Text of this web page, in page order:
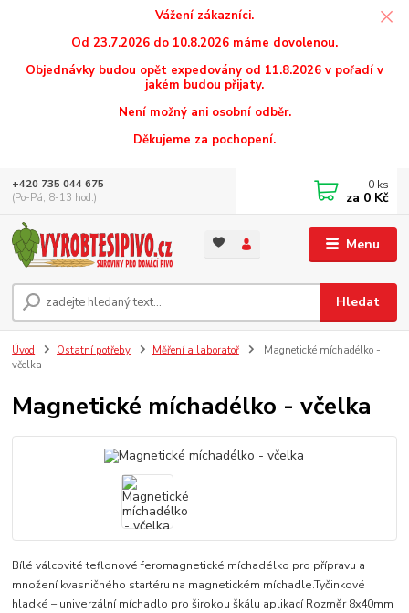
Vážení zákazníci.
Od 23.7.2026 do 10.8.2026 máme dovolenou.
Objednávky budou opět expedovány od 11.8.2026 v pořadí v
jakém budou přijaty.
Není možný ani osobní odběr.
Děkujeme za pochopení.
Menu
Hledat
+420 735 044 675
(Po-Pá, 8-13 hod.)
0 ks
za 0 Kč
Úvod Ostatní potřeby Měření a laboratoř
Magnetické míchadélko -
včelka
Magnetické míchadélko - včelka
Bílé válcovité teflonové feromagnetické míchadélko pro přípravu a
množení kvasničného startéru na magnetickém míchadle.Tyčinkové
hladké – univerzální míchadlo pro širokou škálu aplikací Rozměr 8x40mm